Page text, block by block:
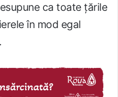
ca toate țările
în mod egal